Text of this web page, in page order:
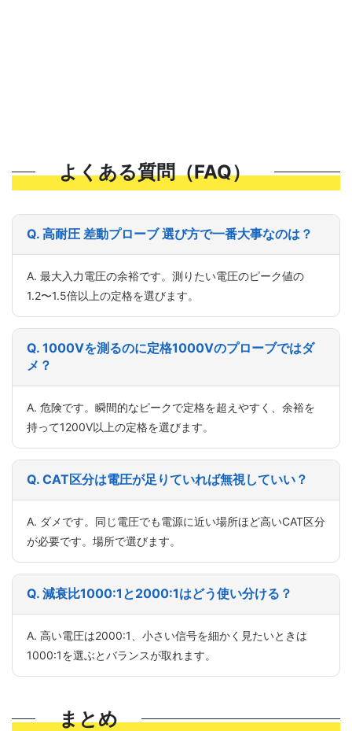
よくある質問（FAQ）
Q. 高耐圧 差動プローブ 選び方で一番大事なのは？
A. 最大入力電圧の余裕です。測りたい電圧のピーク値の
1.2〜1.5倍以上の定格を選びます。
Q. 1000Vを測るのに定格1000Vのプローブではダ
メ？
A. 危険です。瞬間的なピークで定格を超えやすく、余裕を
持って1200V以上の定格を選びます。
Q. CAT区分は電圧が足りていれば無視していい？
A. ダメです。同じ電圧でも電源に近い場所ほど高いCAT区分
が必要です。場所で選びます。
Q. 減衰比1000:1と2000:1はどう使い分ける？
A. 高い電圧は2000:1、小さい信号を細かく見たいときは
1000:1を選ぶとバランスが取れます。
まとめ